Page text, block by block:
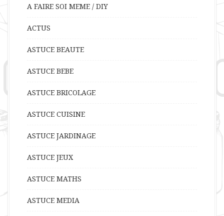
A FAIRE SOI MEME / DIY
ACTUS
ASTUCE BEAUTE
ASTUCE BEBE
ASTUCE BRICOLAGE
ASTUCE CUISINE
ASTUCE JARDINAGE
ASTUCE JEUX
ASTUCE MATHS
ASTUCE MEDIA